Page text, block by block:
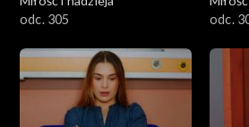
odc. 305
odc.